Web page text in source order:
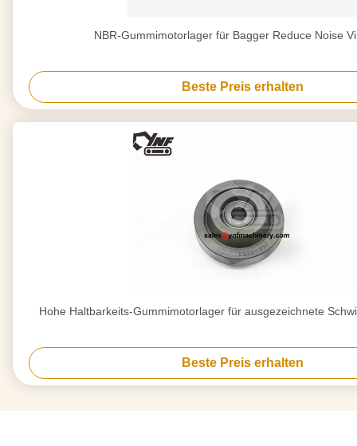
NBR-Gummimotorlager für Bagger Reduce Noise
Beste Preis erhalten
Hohe Haltbarkeits-Gummimotorlager für ausgezeichnete
Beste Preis erhalten